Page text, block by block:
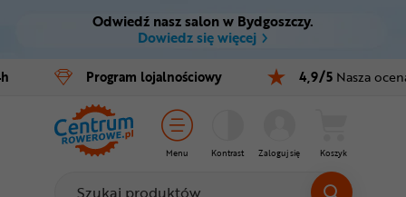
Ctrl M
Menu główne
Informacje o produkcie
Do koszyka
Odwiedź nasz salon w Bydgoszczy.
Dowiedz się więcej
Program lojalnościowy 4,9/5 Nasza
Menu Kontrast Zaloguj się Koszyk
Rowery
E-bike
Części